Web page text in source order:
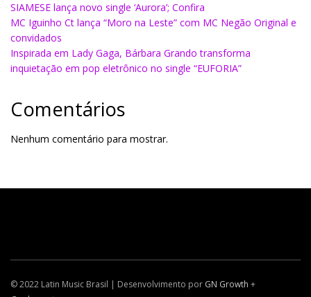
SIAMESE lança novo single ‘Aurora’; Confira
MC Iguinho Ct lança “Moro na Leste” com MC Negão Original e
convidados
Inspirada em Lady Gaga, Bárbara Grando transforma
inquietação em pop eletrônico no single “EUFORIA”
Comentários
Nenhum comentário para mostrar.
© 2022 Latin Music Brasil | Desenvolvimento por GN Growth +